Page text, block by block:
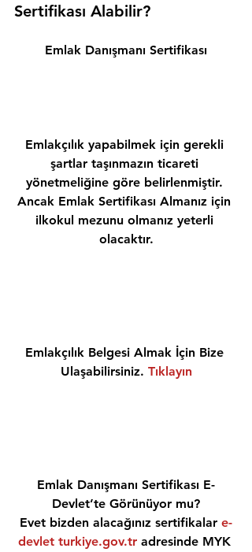
Sertifikası Alabilir?
Emlak Danışmanı Sertifikası
Emlakçılık yapabilmek için gerekli
şartlar taşınmazın ticareti
yönetmeliğine göre belirlenmiştir.
Ancak Emlak Sertifikası Almanız için
ilkokul mezunu olmanız yeterli
olacaktır.
Emlakçılık Belgesi Almak İçin Bize
Ulaşabilirsiniz. Tıklayın
Emlak Danışmanı Sertifikası E-
Devlet’te Görünüyor mu?
Evet bizden alacağınız sertifikalar e-
devlet turkiye.gov.tr adresinde MYK